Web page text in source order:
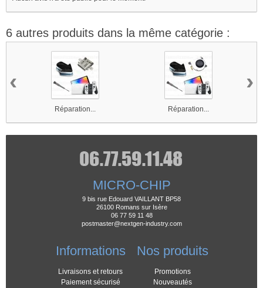
6 autres produits dans la même catégorie :
Réparation... Réparation...
‹ ›
MICRO-CHIP
9 bis rue Edouard VAILLANT BP58
26100 Romans sur Isère
06 77 59 11 48
postmaster@nextgen-industry.com
Informations
Livraisons et retours
Paiement sécurisé
Nos produits
Promotions
Nouveautés